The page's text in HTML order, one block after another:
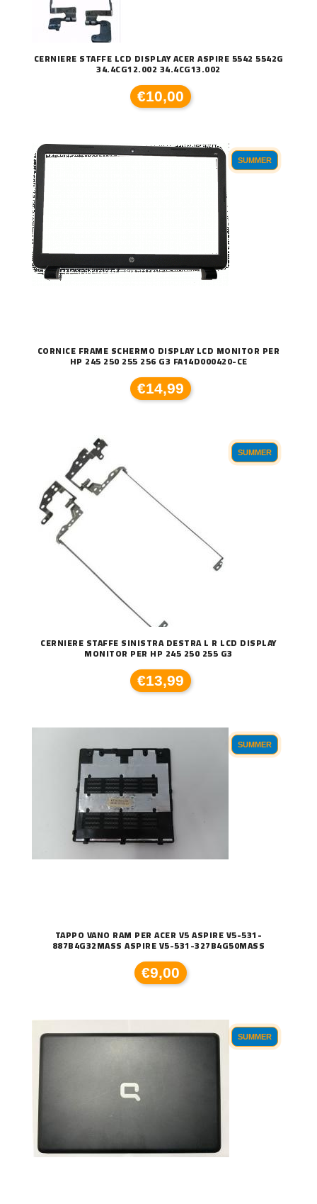
CERNIERE STAFFE LCD DISPLAY ACER ASPIRE 5542 5542G
34.4CG12.002 34.4CG13.002
€10,00
SUMMER
CORNICE FRAME SCHERMO DISPLAY LCD MONITOR PER
HP 245 250 255 256 G3 FA14D000420-CE
€14,99
SUMMER
CERNIERE STAFFE SINISTRA DESTRA L R LCD DISPLAY
MONITOR PER HP 245 250 255 G3
€13,99
SUMMER
TAPPO VANO RAM PER ACER V5 ASPIRE V5-531-
887B4G32MASS ASPIRE V5-531-327B4G50MASS
€9,00
SUMMER